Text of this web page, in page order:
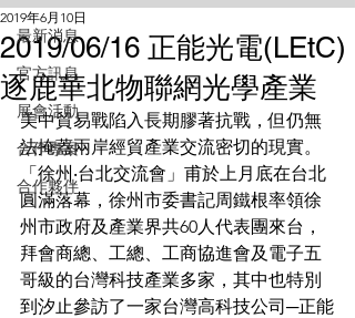
最新消息
官方訊息
展會活動
合作專案
合作夥伴
2019/06/16 正能光電(LEtC)
逐鹿華北物聯網光學產業
2019年6月10日
美中貿易戰陷入⻑期膠著抗戰，但仍無
法掩蓋兩岸經貿產業交流密切的現實。
「徐州‧台北交流會」甫於上⽉底在台北
圓滿落幕，徐州市委書記周鐵根率領徐
州市政府及產業界共60⼈代表團來台，
拜會商總、⼯總、⼯商協進會及電⼦五
哥級的台灣科技產業多家，其中也特別
到汐⽌參訪了⼀家台灣⾼科技公司─正能